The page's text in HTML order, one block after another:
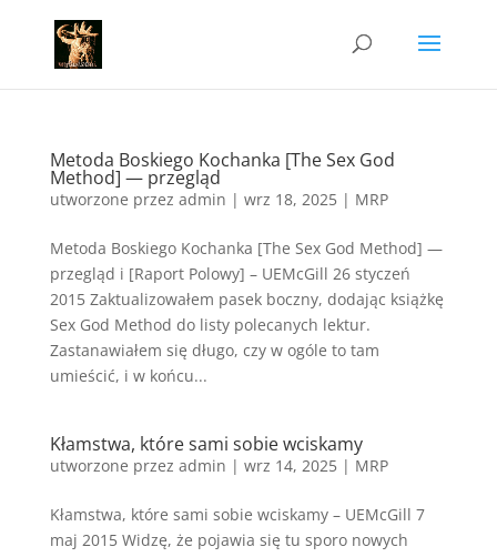
Metoda Boskiego Kochanka [The Sex God
Method] — przegląd
utworzone przez admin | wrz 18, 2025| MRP
Metoda Boskiego Kochanka [The Sex God Method] —
przegląd i [Raport Polowy] – UEMcGill 26 styczeń
2015 Zaktualizowałem pasek boczny, dodając książkę
Sex God Method do listy polecanych lektur.
Zastanawiałem się długo, czy w ogóle to tam
umieścić, i w końcu...
Kłamstwa, które sami sobie wciskamy
utworzone przez admin | wrz 14, 2025| MRP
Kłamstwa, które sami sobie wciskamy – UEMcGill 7
maj 2015 Widzę, że pojawia się tu sporo nowych